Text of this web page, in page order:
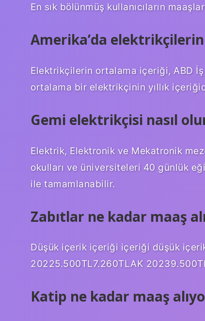
En sık bölünmüş kullanıcıların
Amerika’da
Elektrikçilerin ortalama içeriği, ABD
ortalama bir elektrikçinin yıllık
Gemi elektrikçisi nasıl
Elektrik, Elektronik ve Mekatronik
okulları ve üniversiteleri 40 günlük
ile tamamlanabilir.
Zabıtlar ne kadar maaş
Düşük içerik içeriği içeriği düşük
20225.500TL7.260TLAK
Katip ne kadar maaş